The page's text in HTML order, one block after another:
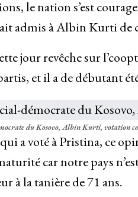
le nation s’est
admis à Albin Kurti de
jour revêche sur
et il a de débutant
du Kosovo, Albin Kurti, votation
a voté à Pristina, ce
car notre pays
à la tanière de 71 ans.